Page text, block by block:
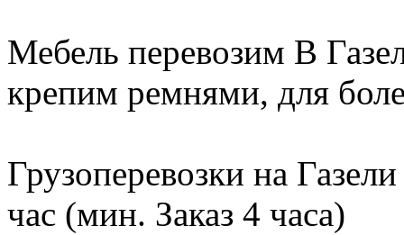
Мебель перевозим В
крепим ремнями, для
Грузоперевозки на
час (мин. Заказ 4 часа)